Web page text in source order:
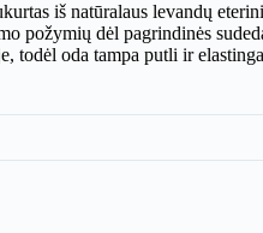
iš natūralaus levandų
požymių dėl pagrindinės
todėl oda tampa putli ir